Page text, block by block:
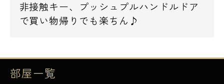
非接触キー、プッシュプルハンドルドア
で買い物帰りでも楽ちん♪
部屋一覧